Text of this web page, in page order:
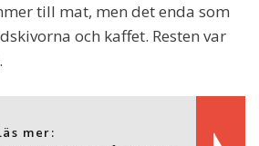
till mat, men det enda som
och kaffet. Resten var
mer: